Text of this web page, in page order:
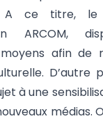
A ce titre, le
ARCOM,
afin de
D’autre
à une
médias.